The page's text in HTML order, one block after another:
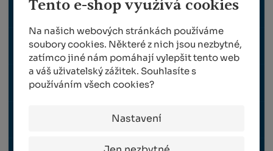
Tento e-shop využívá cookies
Na našich webových stránkách používáme
soubory cookies. Některé z nich jsou nezbytné,
zatímco jiné nám pomáhají vylepšit tento web
a váš uživatelský zážitek. Souhlasíte s
používáním všech cookies?
Nastavení
POSTŘIKOVAČE
HNOJIVA / CHEMIE
TRAVNÍ OSIVO
SAZENICE RÉVY VINNÉ